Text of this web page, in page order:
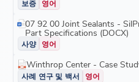
보증 영어
07 92 00 Joint Sealants -
Part Specifications (DOCX)
사양 영어
Winthrop Center - Case
사례 연구 및 백서 영어